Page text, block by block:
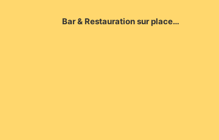
Bar & Restauration sur place…